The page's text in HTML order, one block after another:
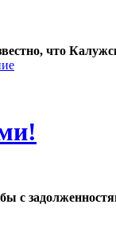
что
с